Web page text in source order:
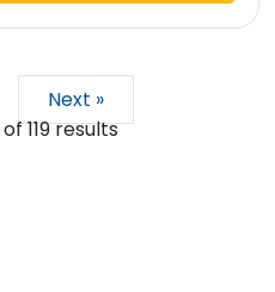
Next »
of119results